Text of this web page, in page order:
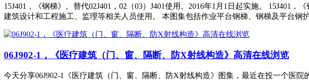
15J401，《钢梯》。替代02J401，02（03）J401使用。2016年1月1日起实施。 15J401
建筑设计和工程施工、监理等相关人员使用。 本图集包括作业平台钢梯、钢梯及平台钢
06J902-1，《医疗建筑（门、窗、隔断、防X射线构造》高清在线浏览
今天分享06J902-1《医疗建筑（门、窗、隔断、防X射线构造》图集，最近在投一个医